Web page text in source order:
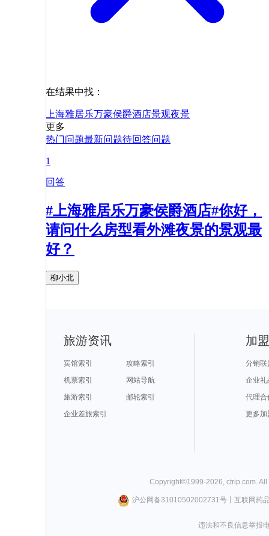
在结果中找：
上海雅居乐万豪侯爵酒店景观夜景
更多
热门问题最新问题待回答问题
1
回答
#上海雅居乐万豪侯爵酒店#你好，
请问什么房型看外滩夜景的景观最
好？
柳小北
旅游资讯
宾馆索引
攻略索引
机票索引
网站导航
旅游索引
邮轮索引
企业差旅索引
加
分销联
企业礼
代理合
更多加
Copyright©1999-2026 ctrip.com .
沪公网备31010502002731号丨 互联网药
违法和不良信息举报